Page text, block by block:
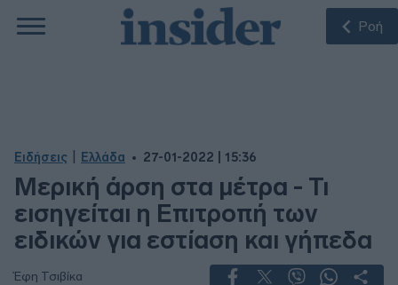
Ροή
Ειδήσεις Ελλάδα 27-01-2022 | 15:36
Μερική άρση στα μέτρα - Τι
εισηγείται η Επιτροπή των
ειδικών για εστίαση και γήπεδα
Έφη Τσιβίκα